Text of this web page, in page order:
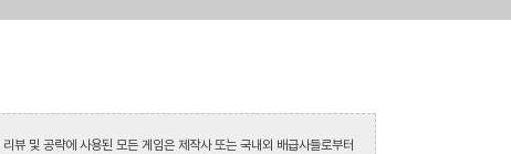
리뷰 및 공략에 사용된 모든 게임은 제작사 또는 국내외 배급사들로부터